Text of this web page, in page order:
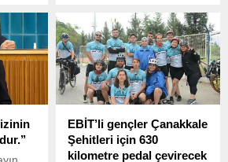
EBİT’li gençler Çanakkale
Şehitleri için 630
kilometre pedal çevirecek